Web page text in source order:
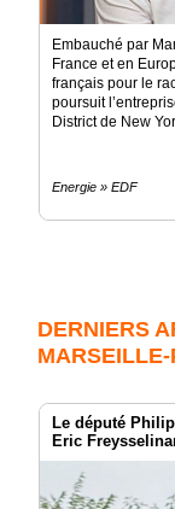
Embauché par
France et en
français pour le
poursuit
District de New
Energie » EDF
DERNIERS
Le député
Eric